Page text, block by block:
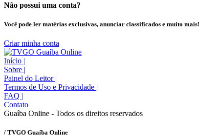
Não possui uma conta?
Você pode ler matérias exclusivas, anunciar classificados e muito mais!
Criar minha conta
Início |
Sobre |
Painel do Leitor |
Termos de Uso e Privacidade |
FAQ |
Contato
Guaíba Online - Todos os direitos reservados
/ TVGO Guaíba Online